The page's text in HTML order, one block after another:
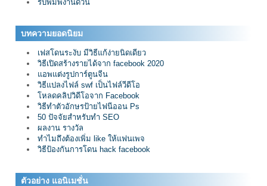
รับพิมพ์งานด่วน
บทความยอดนิยม
เฟสโดนระงับ มีวิธีแก้ง่ายนิดเดียว
วิธีเปิดสร้างรายได้จาก facebook 2020
แอพแต่งรูปการ์ตูนจีน
วิธีแปลงไฟล์ swf เป็นไฟล์วีดีโอ
โหลดคลิปวิดีโอจาก Facebook
วิธีทำตัวอักษรป้ายไฟนีออน Ps
50 ปัจจัยสำหรับทำ SEO
ผลงาน รางวัล
ทำไมถึงต้องเพิ่ม like ให้แฟนเพจ
วิธีป้องกันการโดน hack facebook
ตัวอย่าง แอนิเมชั่น